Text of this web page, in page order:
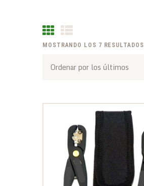
MOSTRANDO LOS 7 RESULTADOS